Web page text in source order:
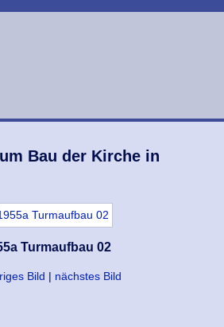
Bau der Kirche in
Turmaufbau 02
Bild | nächstes Bild